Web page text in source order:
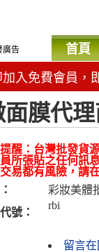
廣告 首頁
加入免費會員，
面膜代
醒：台灣批發貨
所張貼之任何訊
易都有風險，請
彩妝美體
號：
rbi
留言